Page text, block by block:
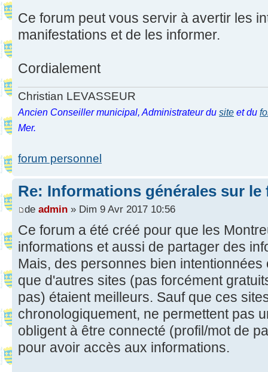
Ce forum peut vous servir à avertir les
manifestations et de les informer.
Cordialement
Christian LEVASSEUR
Ancien Conseiller municipal, Administrateur du site et du
Mer.
forum personnel
Re: Informations générales sur le
de admin » Dim 9 Avr 2017 10:56
Ce forum a été créé pour que les
informations et aussi de partager des
Mais, des personnes bien
que d'autres sites (pas forcément
pas) étaient meilleurs. Sauf que ces
chronologiquement, ne permettent pas
obligent à être connecté (profil/mot de
pour avoir accès aux informations.